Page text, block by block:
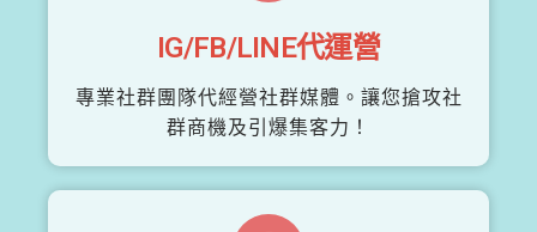
IG/FB/LINE代運營
專業社群團隊代經營社群媒體。讓您搶攻社
群商機及引爆集客力！